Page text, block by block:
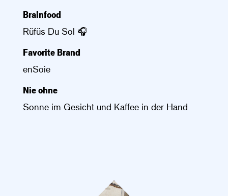
Brainfood
Rüfüs Du Sol 🎧
Favorite Brand
enSoie
Nie ohne
Sonne im Gesicht und Kaffee in der Hand